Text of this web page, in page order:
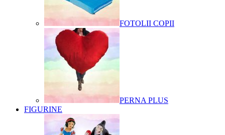
FOTOLII COPII
PERNA PLUS
FIGURINE